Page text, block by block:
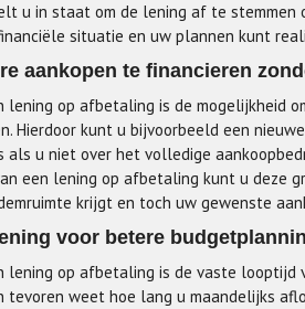
u in staat om de lening af te stemmen
situatie en uw plannen kunt
aankopen te financieren
lening op afbetaling is de mogelijkheid
Hierdoor kunt u bijvoorbeeld een
u niet over het volledige
een lening op afbetaling kunt u deze
krijgt en toch uw gewenste
voor betere
lening op afbetaling is de vaste
tevoren weet hoe lang u maandelijks